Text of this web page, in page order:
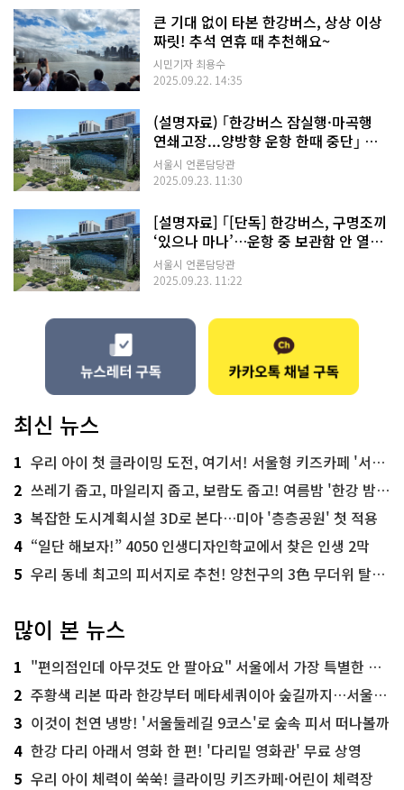
큰 기대 없이 타본 한강버스, 상상 이상
짜릿! 추석 연휴 때 추천해요~
시민기자 최용수
2025.09.22. 14:35
(설명자료) ｢한강버스 잠실행·마곡행
연쇄고장...양방향 운항 한때 중단｣ 관
련
서울시 언론담당관
2025.09.23. 11:30
[설명자료] ｢[단독] 한강버스, 구명조끼
‘있으나 마나’…운항 중 보관함 안 열렸
다｣ 관련
서울시 언론담당관
2025.09.23. 11:22
최신 뉴스
1 우리 아이 첫 클라이밍 도전, 여기서! 서울형 키즈카페 '서울가족플라자점'
2 쓰레기 줍고, 마일리지 줍고, 보람도 줍고! 여름밤 '한강 밤마실 줍깅'
3 복잡한 도시계획시설 3D로 본다…미아 '층층공원' 첫 적용
4 “일단 해보자!” 4050 인생디자인학교에서 찾은 인생 2막
5 우리 동네 최고의 피서지로 추천! 양천구의 3色 무더위 탈출 명소
많이 본 뉴스
1 "편의점인데 아무것도 안 팔아요" 서울에서 가장 특별한 편의점의 정체
2 주황색 리본 따라 한강부터 메타세쿼이아 숲길까지…서울둘레길 15코스
3 이것이 천연 냉방! '서울둘레길 9코스'로 숲속 피서 떠나볼까
4 한강 다리 아래서 영화 한 편! '다리밑 영화관' 무료 상영
5 우리 아이 체력이 쑥쑥! 클라이밍 키즈카페·어린이 체력장